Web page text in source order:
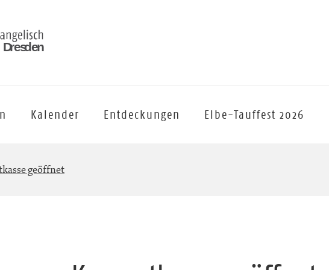
Kalender Entdeckungen Elbe-Tauffest 2026
geöffnet